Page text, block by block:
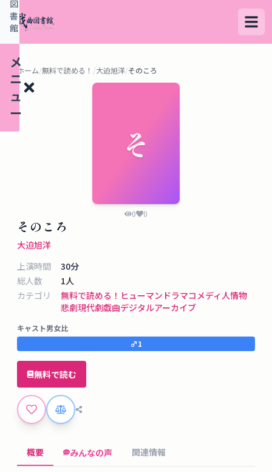
メ
ニ
ュ
ー
デ
タ
ベ
ス
掲
示
板
ツ
ル
図
書
館
ホーム/無料で読める！ /大迫旭洋/そのころ
そ
0 0
そのころ
大迫旭洋
上演時間
30分
総人数
1人
カテゴリ
無料で読める！ ヒューマンドラマコメディ人情物
悲劇現代劇戯曲デジタルアーカイブ
キャスト男女比
♂1
無料で読む
概要 みんなの声 関連情報